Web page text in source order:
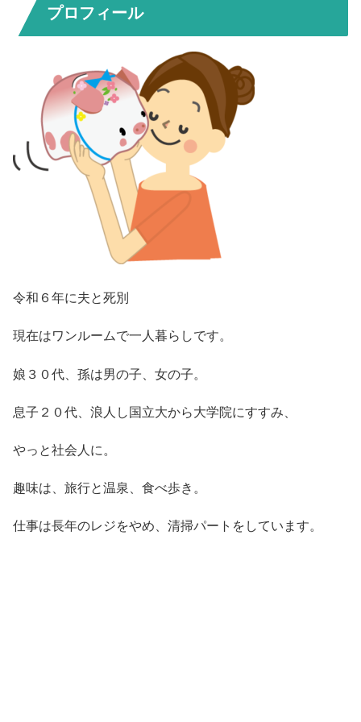
プロフィール
令和６年に夫と死別
現在はワンルームで一人暮らしです。
娘３０代、孫は男の子、女の子。
息子２０代、浪人し国立大から大学院にすすみ、
やっと社会人に。
趣味は、旅行と温泉、食べ歩き。
仕事は長年のレジをやめ、清掃パートをしています。